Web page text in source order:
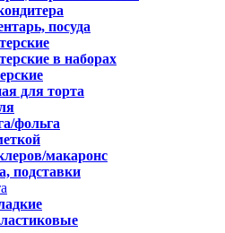
посуда
в наборах
для торта
фольга
макаронс
подставки